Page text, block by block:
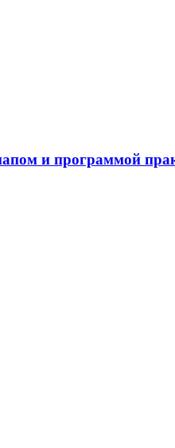
и программой